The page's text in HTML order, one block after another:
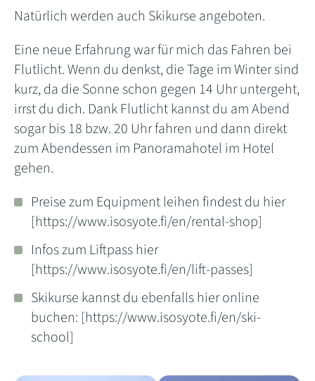
Natürlich werden auch Skikurse angeboten.
Eine neue Erfahrung war für mich das Fahren bei
Flutlicht. Wenn du denkst, die Tage im Winter sind
kurz, da die Sonne schon gegen 14 Uhr untergeht,
irrst du dich. Dank Flutlicht kannst du am Abend
sogar bis 18 bzw. 20 Uhr fahren und dann direkt
zum Abendessen im Panoramahotel im Hotel
gehen.
Preise zum Equipment leihen findest du hier
[https://www.isosyote.fi/en/rental-shop]
Infos zum Liftpass hier
[https://www.isosyote.fi/en/lift-passes]
Skikurse kannst du ebenfalls hier online
buchen: [https://www.isosyote.fi/en/ski-
school]